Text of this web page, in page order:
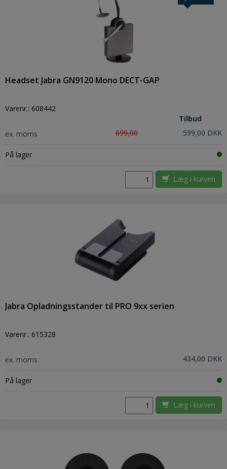
Headset Jabra GN9120 Mono DECT-GAP
Varenr.: 608442
Tilbud
ex. moms
699,00 599,00 DKK
På lager
Læg i kurven
Jabra Opladningsstander til PRO 9xx serien
Varenr.: 615328
ex. moms 434,00 DKK
På lager
Læg i kurven